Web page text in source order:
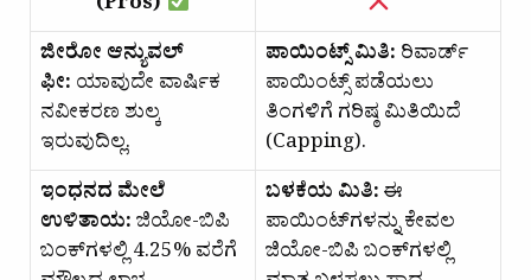
(Pros)
ಜೀರೋ ಆನ್ಯುವಲ್
ಫೀ: ಯಾವುದೇ ವಾರ್ಷಿಕ
ನವೀಕರಣ ಶುಲ್ಕ
ಇರುವುದಿಲ್ಲ.
ಪಾಯಿಂಟ್ಸ್ ಮಿತಿ: ರಿವಾರ್ಡ್
ಪಾಯಿಂಟ್ಸ್ ಪಡೆಯಲು
ತಿಂಗಳಿಗೆ ಗರಿಷ್ಠ ಮಿತಿಯಿದೆ
(Capping).
ಇಂಧನದ ಮೇಲೆ
ಉಳಿತಾಯ:ಜಿಯೋ-ಬಿಪಿ
ಬಂಕ್‌ಗಳಲ್ಲಿ 4.25% ವರೆಗೆ
ಬಳಕೆಯ ಮಿತಿ:ಈ
ಪಾಯಿಂಟ್‌ಗಳನ್ನು ಕೇವಲ
ಜಿಯೋ-ಬಿಪಿ ಬಂಕ್‌ಗಳಲ್ಲಿ